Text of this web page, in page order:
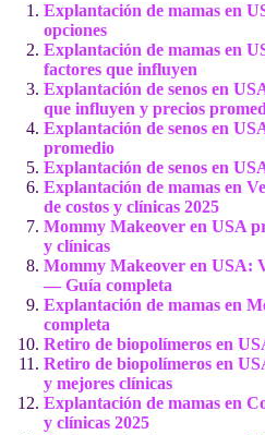
Explantación de mamas en
opciones
Explantación de mamas en
factores que influyen
Explantación de senos en
que influyen y precios
Explantación de senos en
promedio
Explantación de senos en
Explantación de mamas en
de costos y clínicas 2025
Mommy Makeover en USA
y clínicas
Mommy Makeover en USA:
— Guía completa
Explantación de mamas en
completa
Retiro de biopolímeros en
Retiro de biopolímeros en
y mejores clínicas
Explantación de mamas en
y clínicas 2025